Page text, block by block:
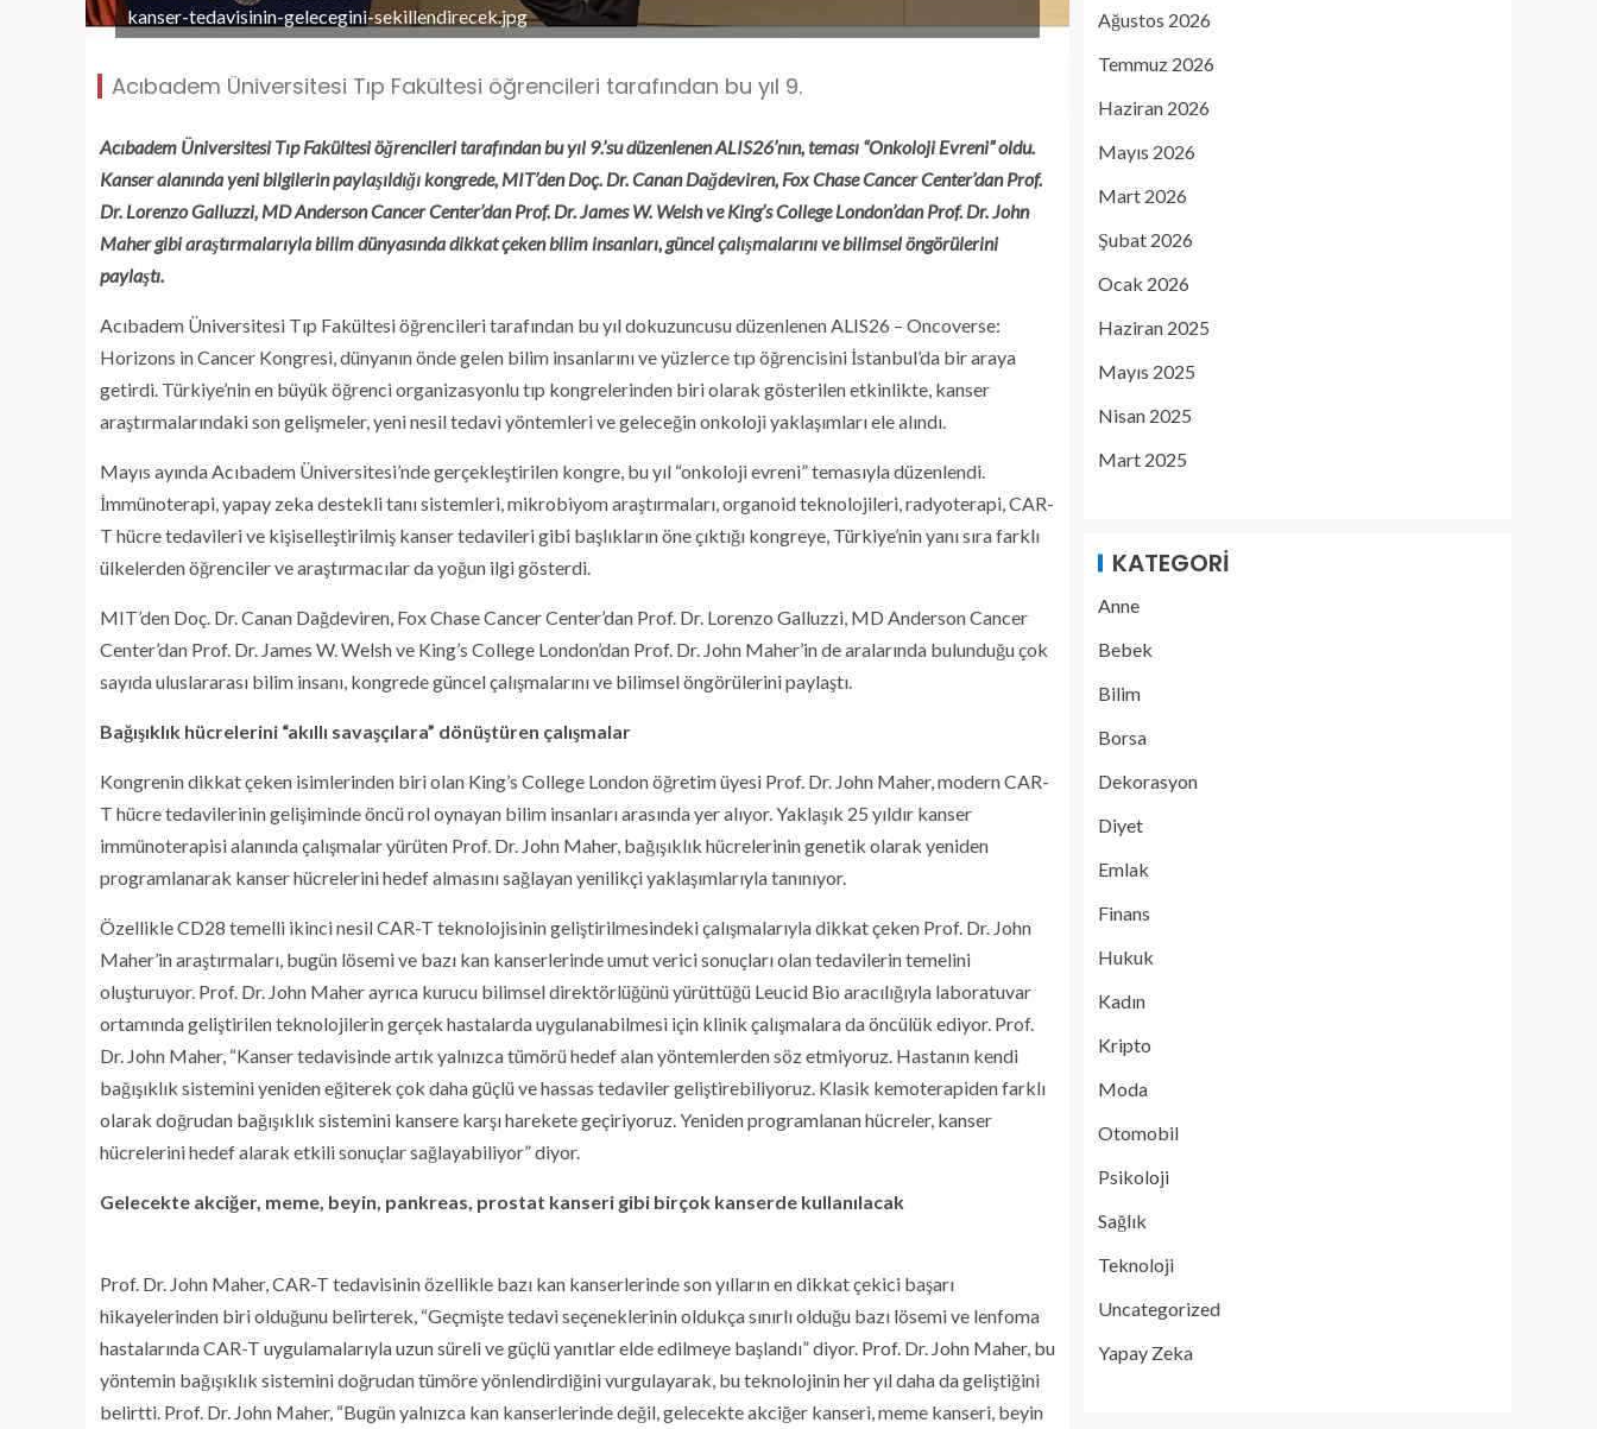
kanser-tedavisinin-gelecegini-sekillendirecek.jpg
Acıbadem Üniversitesi Tıp Fakültesi öğrencileri tarafından bu yıl 9.
Acıbadem Üniversitesi Tıp Fakültesi öğrencileri tarafından bu yıl 9.’su düzenlenen ALIS26’nın, teması “Onkoloji Evreni” oldu.
Kanser alanında yeni bilgilerin paylaşıldığı kongrede, MIT’den Doç. Dr. Canan Dağdeviren, Fox Chase Cancer Center’dan Prof.
Dr. Lorenzo Galluzzi, MD Anderson Cancer Center’dan Prof. Dr. James W. Welsh ve King’s College London’dan Prof. Dr. John
Maher gibi araştırmalarıyla bilim dünyasında dikkat çeken bilim insanları, güncel çalışmalarını ve bilimsel öngörülerini
paylaştı.
Acıbadem Üniversitesi Tıp Fakültesi öğrencileri tarafından bu yıl dokuzuncusu düzenlenen ALIS26 – Oncoverse:
Horizons in Cancer Kongresi, dünyanın önde gelen bilim insanlarını ve yüzlerce tıp öğrencisini İstanbul’da bir araya
getirdi. Türkiye’nin en büyük öğrenci organizasyonlu tıp kongrelerinden biri olarak gösterilen etkinlikte, kanser
araştırmalarındaki son gelişmeler, yeni nesil tedavi yöntemleri ve geleceğin onkoloji yaklaşımları ele alındı.
Mayıs ayında Acıbadem Üniversitesi’nde gerçekleştirilen kongre, bu yıl “onkoloji evreni” temasıyla düzenlendi.
İmmünoterapi, yapay zeka destekli tanı sistemleri, mikrobiyom araştırmaları, organoid teknolojileri, radyoterapi, CAR-
T hücre tedavileri ve kişiselleştirilmiş kanser tedavileri gibi başlıkların öne çıktığı kongreye, Türkiye’nin yanı sıra farklı
ülkelerden öğrenciler ve araştırmacılar da yoğun ilgi gösterdi.
MIT’den Doç. Dr. Canan Dağdeviren, Fox Chase Cancer Center’dan Prof. Dr. Lorenzo Galluzzi, MD Anderson Cancer
Center’dan Prof. Dr. James W. Welsh ve King’s College London’dan Prof. Dr. John Maher’in de aralarında bulunduğu çok
sayıda uluslararası bilim insanı, kongrede güncel çalışmalarını ve bilimsel öngörülerini paylaştı.
Bağışıklık hücrelerini “akıllı savaşçılara” dönüştüren çalışmalar
Kongrenin dikkat çeken isimlerinden biri olan King’s College London öğretim üyesi Prof. Dr. John Maher, modern CAR-
T hücre tedavilerinin gelişiminde öncü rol oynayan bilim insanları arasında yer alıyor. Yaklaşık 25 yıldır kanser
immünoterapisi alanında çalışmalar yürüten Prof. Dr. John Maher, bağışıklık hücrelerinin genetik olarak yeniden
programlanarak kanser hücrelerini hedef almasını sağlayan yenilikçi yaklaşımlarıyla tanınıyor.
Özellikle CD28 temelli ikinci nesil CAR-T teknolojisinin geliştirilmesindeki çalışmalarıyla dikkat çeken Prof. Dr. John
Maher’in araştırmaları, bugün lösemi ve bazı kan kanserlerinde umut verici sonuçları olan tedavilerin temelini
oluşturuyor. Prof. Dr. John Maher ayrıca kurucu bilimsel direktörlüğünü yürüttüğü Leucid Bio aracılığıyla laboratuvar
ortamında geliştirilen teknolojilerin gerçek hastalarda uygulanabilmesi için klinik çalışmalara da öncülük ediyor. Prof.
Dr. John Maher, “Kanser tedavisinde artık yalnızca tümörü hedef alan yöntemlerden söz etmiyoruz. Hastanın kendi
bağışıklık sistemini yeniden eğiterek çok daha güçlü ve hassas tedaviler geliştirebiliyoruz. Klasik kemoterapiden farklı
olarak doğrudan bağışıklık sistemini kansere karşı harekete geçiriyoruz. Yeniden programlanan hücreler, kanser
hücrelerini hedef alarak etkili sonuçlar sağlayabiliyor” diyor.
Gelecekte akciğer, meme, beyin, pankreas, prostat kanseri gibi birçok kanserde kullanılacak
Prof. Dr. John Maher, CAR-T tedavisinin özellikle bazı kan kanserlerinde son yılların en dikkat çekici başarı
hikayelerinden biri olduğunu belirterek, “Geçmişte tedavi seçeneklerinin oldukça sınırlı olduğu bazı lösemi ve lenfoma
hastalarında CAR-T uygulamalarıyla uzun süreli ve güçlü yanıtlar elde edilmeye başlandı” diyor. Prof. Dr. John Maher, bu
yöntemin bağışıklık sistemini doğrudan tümöre yönlendirdiğini vurgulayarak, bu teknolojinin her yıl daha da geliştiğini
belirtti. Prof. Dr. John Maher, “Bugün yalnızca kan kanserlerinde değil, gelecekte akciğer kanseri, meme kanseri, beyin
Ağustos 2026
Temmuz 2026
Haziran 2026
Mayıs 2026
Mart 2026
Şubat 2026
Ocak 2026
Haziran 2025
Mayıs 2025
Nisan 2025
Mart 2025
KATEGORI
Anne
Bebek
Bilim
Borsa
Dekorasyon
Diyet
Emlak
Finans
Hukuk
Kadın
Kripto
Moda
Otomobil
Psikoloji
Sağlık
Teknoloji
Uncategorized
Yapay Zeka